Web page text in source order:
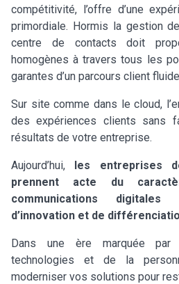
compétitivité, l’offre d’une
primordiale. Hormis la gestion
centre de contacts doit
homogènes à travers tous les
garantes d’un parcours client
Sur site comme dans le cloud,
des expériences clients sans
résultats de votre entreprise.
Aujourd’hui, les entreprises
prennent acte du
communications
d’innovation et de
Dans une ère marquée par
technologies et de la
moderniser vos solutions pour